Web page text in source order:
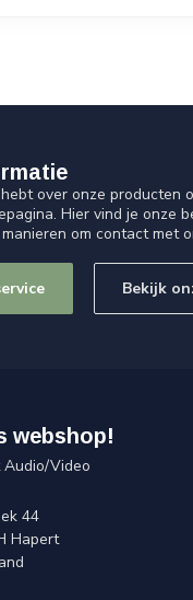
over onze producten
Hier vind je onze
om contact met
Bekijk
webshop!
Audio/Video
44
Hapert